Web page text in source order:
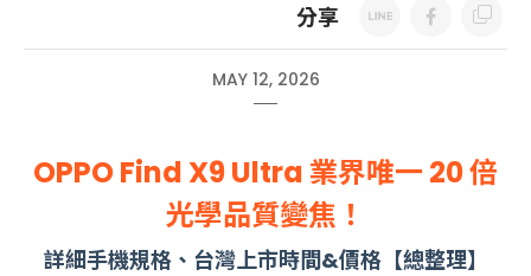
分享
MAY 12, 2026
OPPO Find X9 Ultra 業界唯一 20 倍
光學品質變焦！
詳細手機規格、台灣上市時間&價格【總整理】